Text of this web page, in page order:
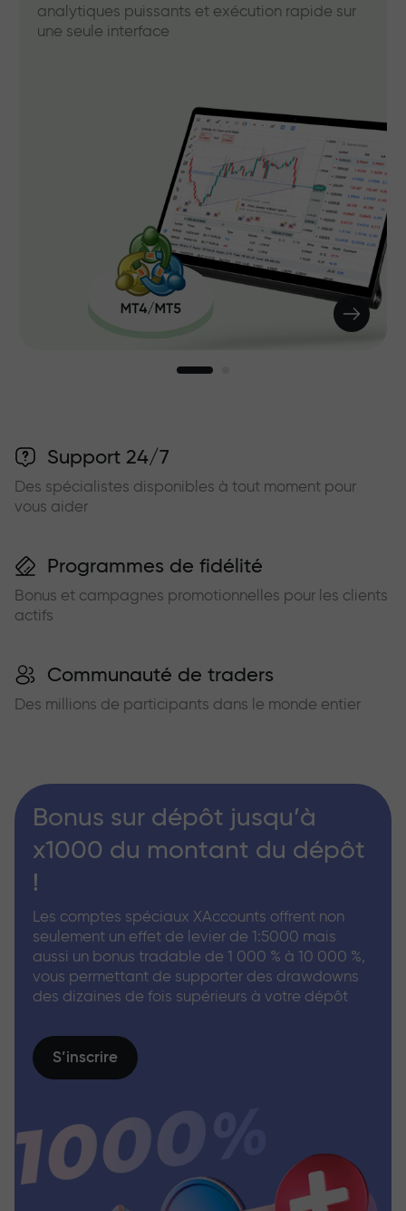
analytiques puissants et exécution rapide sur
une seule interface
Support 24/7
Des spécialistes disponibles à tout moment pour
vous aider
Programmes de fidélité
Bonus et campagnes promotionnelles pour les clients
actifs
Communauté de traders
Des millions de participants dans le monde entier
Bonus sur dépôt jusqu’à
x1000 du montant du dépôt
!
Les comptes spéciaux XAccounts offrent non
seulement un effet de levier de 1:5000 mais
aussi un bonus tradable de 1 000 % à 10 000 %,
vous permettant de supporter des drawdowns
des dizaines de fois supérieurs à votre dépôt
S’inscrire